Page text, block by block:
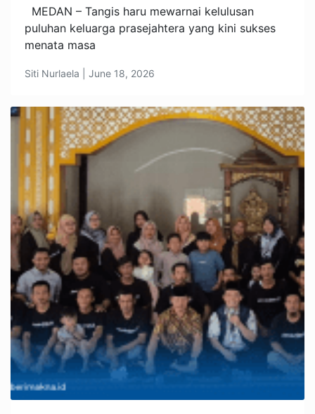
MEDAN – Tangis haru mewarnai kelulusan
puluhan keluarga prasejahtera yang kini sukses
menata masa
Siti Nurlaela | June 18, 2026